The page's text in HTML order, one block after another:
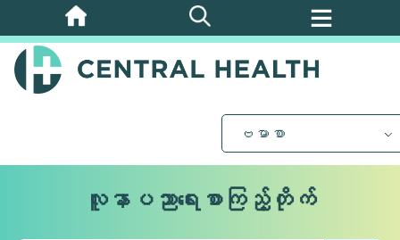
အဓိက
အကြောင်းအရာ
သို့
ဗမာစာ
လူနာပညာရေးစာကြည့်တိုက်